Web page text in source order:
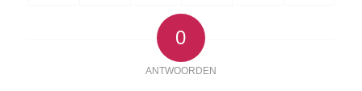
0
ANTWOORDEN